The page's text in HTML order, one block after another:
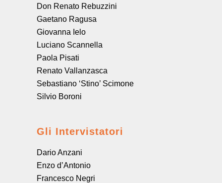
Don Renato Rebuzzini
Gaetano Ragusa
Giovanna Ielo
Luciano Scannella
Paola Pisati
Renato Vallanzasca
Sebastiano ‘Stino’ Scimone
Silvio Boroni
Gli Intervistatori
Dario Anzani
Enzo d’Antonio
Francesco Negri